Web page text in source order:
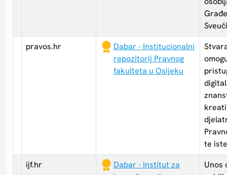
pravos.hr
Dabar - Institucionalni
repozitorij Pravnog
fakulteta u Osijeku
te
ijf.hr
Dabar - Institut za
Unos